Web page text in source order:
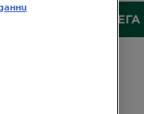
КУПЕТЕ СЕГА